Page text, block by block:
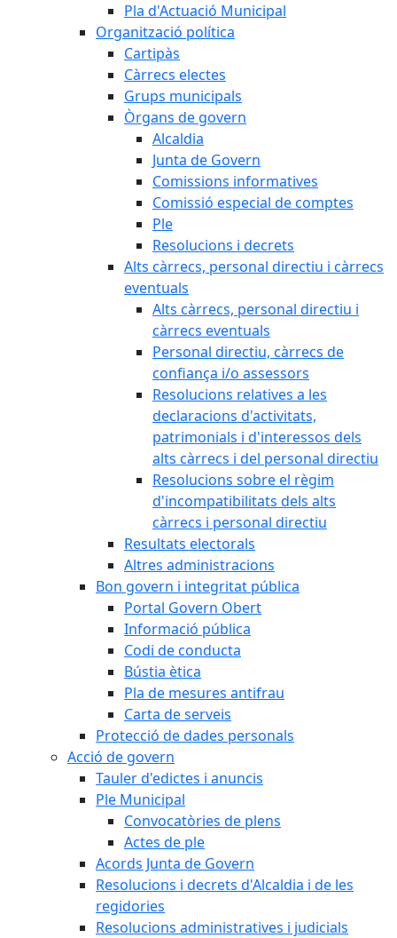
Pla d'Actuació Municipal
Organització política
Cartipàs
Càrrecs electes
Grups municipals
Òrgans de govern
Alcaldia
Junta de Govern
Comissions informatives
Comissió especial de comptes
Ple
Resolucions i decrets
Alts càrrecs, personal directiu i càrrecs
eventuals
Alts càrrecs, personal directiu i
càrrecs eventuals
Personal directiu, càrrecs de
confiança i/o assessors
Resolucions relatives a les
declaracions d'activitats,
patrimonials i d'interessos dels
alts càrrecs i del personal directiu
Resolucions sobre el règim
d'incompatibilitats dels alts
càrrecs i personal directiu
Resultats electorals
Altres administracions
Bon govern i integritat pública
Portal Govern Obert
Informació pública
Codi de conducta
Bústia ètica
Pla de mesures antifrau
Carta de serveis
Protecció de dades personals
Acció de govern
Tauler d'edictes i anuncis
Ple Municipal
Convocatòries de plens
Actes de ple
Acords Junta de Govern
Resolucions i decrets d'Alcaldia i de les
regidories
Resolucions administratives i judicials